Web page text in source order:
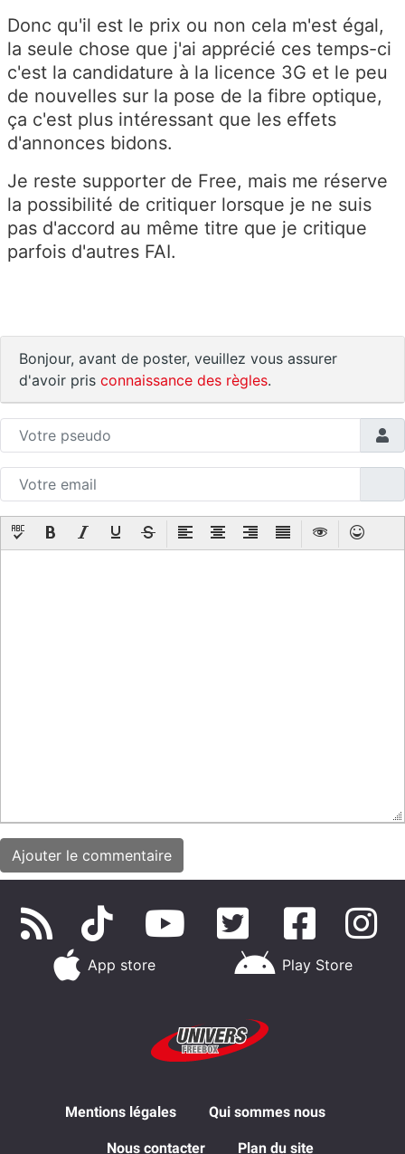
Donc qu'il est le prix ou non cela m'est égal,
la seule chose que j'ai apprécié ces temps-ci
c'est la candidature à la licence 3G et le peu
de nouvelles sur la pose de la fibre optique,
ça c'est plus intéressant que les effets
d'annonces bidons.
Je reste supporter de Free, mais me réserve
la possibilité de critiquer lorsque je ne suis
pas d'accord au même titre que je critique
parfois d'autres FAI.
Bonjour, avant de poster, veuillez vous assurer
d'avoir pris connaissance des règles.
App store Play Store
Mentions légales Qui sommes nous
Nous contacter Plan du site